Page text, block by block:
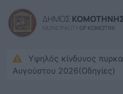
ΔΗΜΟΣ
MUNICIPALITY OF KOMOTINI
Υψηλός κίνδυνος
Αυγούστου 2026(Οδηγίες)